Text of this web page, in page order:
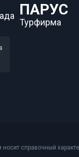
ПАРУС
Турфирма
справочный